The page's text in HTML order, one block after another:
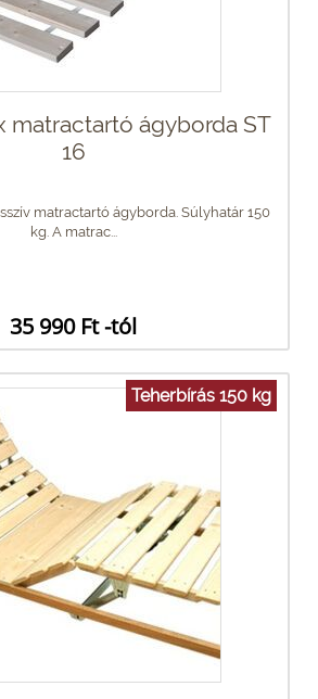
matractartó ágyborda ST
16
matractartó ágyborda. Súlyhatár 150
kg. A matrac...
35 990 Ft -tól
Teherbírás 150 kg